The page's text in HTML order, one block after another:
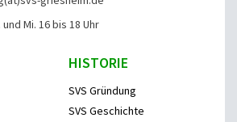
Mi. 16 bis 18 Uhr
HISTORIE
SVS Gründung
SVS Geschichte